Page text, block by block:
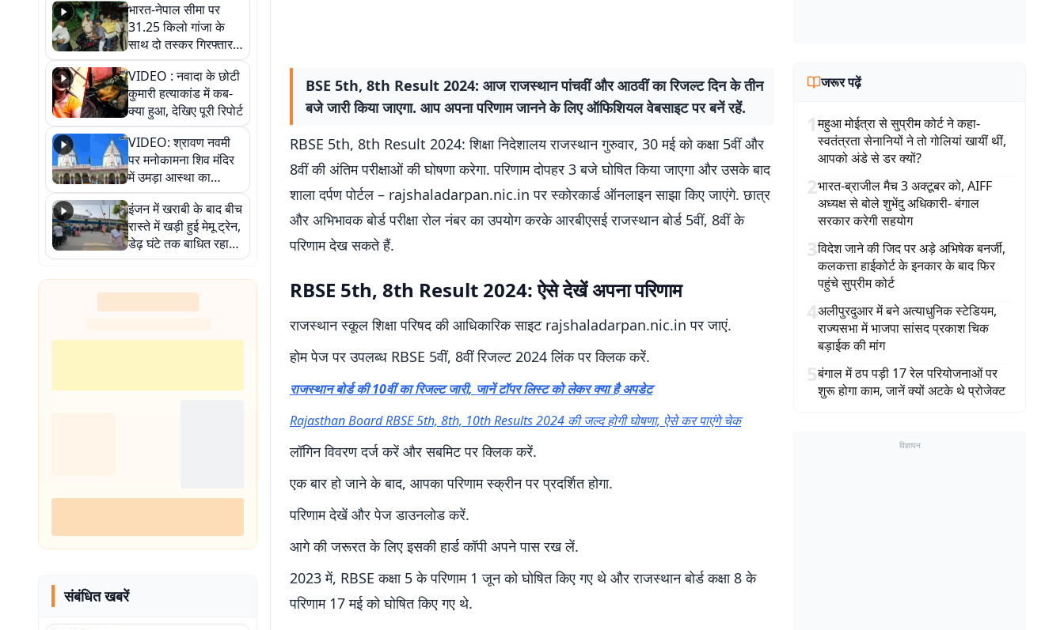
भारत-नेपाल सीमा पर
31.25 किलो गांजा के
साथ दो तस्कर गिरफ्तार,
नेपाली नंबर की बाइक
जब्त
VIDEO : नवादा के छोटी
कुमारी हत्याकांड में कब-
क्या हुआ, देखिए पूरी रिपोर्ट
VIDEO: श्रावण नवमी
पर मनोकामना शिव मंदिर
में उमड़ा आस्था का
सैलाब, हर-हर महादेव के
जयघोष से गूंजा परिसर
इंजन में खराबी के बाद बीच
रास्ते में खड़ी हुई मेमू ट्रेन,
डेढ़ घंटे तक बाधित रहा
आवागमन
संबंधित खबरें
BSE 5th, 8th Result 2024: आज राजस्थान पांचवीं और आठवीं का रिजल्ट दिन के तीन
बजे जारी किया जाएगा. आप अपना परिणाम जानने के लिए ऑफिशियल वेबसाइट पर बनें रहें.
RBSE 5th, 8th Result 2024: शिक्षा निदेशालय राजस्थान गुरुवार, 30 मई को कक्षा 5वीं और
8वीं की अंतिम परीक्षाओं की घोषणा करेगा. परिणाम दोपहर 3 बजे घोषित किया जाएगा और उसके बाद
शाला दर्पण पोर्टल – rajshaladarpan.nic.in पर स्कोरकार्ड ऑनलाइन साझा किए जाएंगे. छात्र
और अभिभावक बोर्ड परीक्षा रोल नंबर का उपयोग करके आरबीएसई राजस्थान बोर्ड 5वीं, 8वीं के
परिणाम देख सकते हैं.
RBSE 5th, 8th Result 2024: ऐसे देखें अपना परिणाम
राजस्थान स्कूल शिक्षा परिषद की आधिकारिक साइट rajshaladarpan.nic.in पर जाएं.
होम पेज पर उपलब्ध RBSE 5वीं, 8वीं रिजल्ट 2024 लिंक पर क्लिक करें.
राजस्थान बोर्ड की 10वीं का रिजल्ट जारी, जानें टॉपर लिस्ट को लेकर क्या है अपडेट
Rajasthan Board RBSE 5th, 8th, 10th Results 2024 की जल्द होगी घोषणा, ऐसे कर पाएंगे चेक
लॉगिन विवरण दर्ज करें और सबमिट पर क्लिक करें.
एक बार हो जाने के बाद, आपका परिणाम स्क्रीन पर प्रदर्शित होगा.
परिणाम देखें और पेज डाउनलोड करें.
आगे की जरूरत के लिए इसकी हार्ड कॉपी अपने पास रख लें.
2023 में, RBSE कक्षा 5 के परिणाम 1 जून को घोषित किए गए थे और राजस्थान बोर्ड कक्षा 8 के
परिणाम 17 मई को घोषित किए गए थे.
जरूर पढ़ें
1महुआ मोईत्रा से सुप्रीम कोर्ट ने कहा-
स्वतंत्रता सेनानियों ने तो गोलियां खायीं थीं,
आपको अंडे से डर क्यों?
2भारत-ब्राजील मैच 3 अक्टूबर को, AIFF
अध्यक्ष से बोले शुभेंदु अधिकारी- बंगाल
सरकार करेगी सहयोग
3विदेश जाने की जिद पर अड़े अभिषेक बनर्जी,
कलकत्ता हाईकोर्ट के इनकार के बाद फिर
पहुंचे सुप्रीम कोर्ट
4अलीपुरदुआर में बने अत्याधुनिक स्टेडियम,
राज्यसभा में भाजपा सांसद प्रकाश चिक
बड़ाईक की मांग
5बंगाल में ठप पड़ी 17 रेल परियोजनाओं पर
शुरू होगा काम, जानें क्यों अटके थे प्रोजेक्ट
विज्ञापन